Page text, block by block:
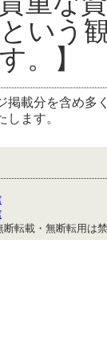
いう
。】
載分を含め多
ます。
転載・無断転用は